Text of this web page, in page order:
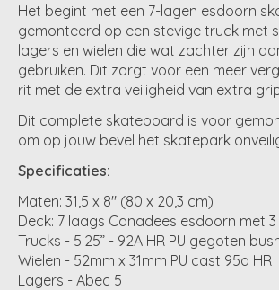
Het begint met een 7-lagen esdoorn
gemonteerd op een stevige truck met
lagers en wielen die wat zachter zijn
gebruiken. Dit zorgt voor een meer
rit met de extra veiligheid van extra
Dit complete skateboard is voor
om op jouw bevel het skatepark
Specificaties:
Maten: 31,5 x 8" (80 x 20,3 cm)
Deck: 7 laags Canadees esdoorn met
Trucks - 5.25” - 92A HR PU gegoten
Wielen - 52mm x 31mm PU cast 95a HR
Lagers - Abec 5